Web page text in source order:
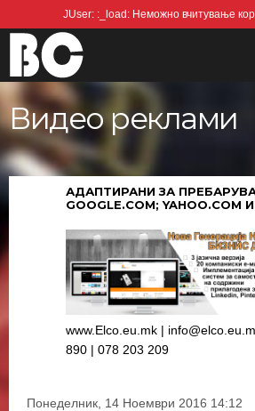
JUser: :_load: Неможно вчитување
Видео реклами
АДАПТИРАНИ ЗА
GOOGLE.COM; YAHOO.COM
www.Elco.eu.mk |
890 | 078 203 209
Понеделник, 14 Ноември 2016 14:12